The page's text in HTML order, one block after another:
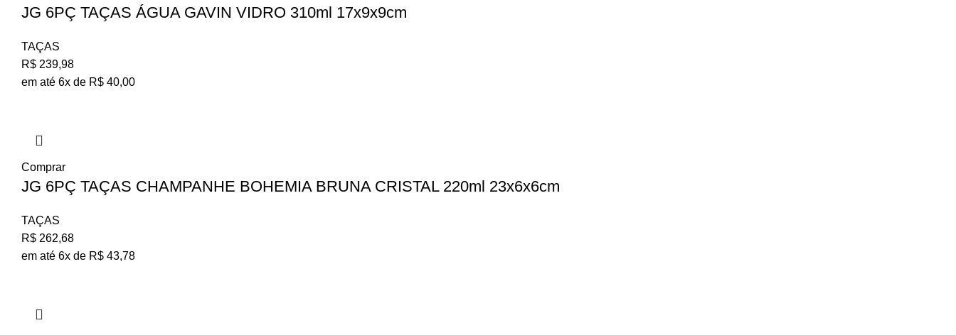
JG 6PÇ TAÇAS ÁGUA GAVIN VIDRO 310ml 17x9x9cm
TAÇAS
R$ 239,98
em até 6x de R$ 40,00
Comprar
JG 6PÇ TAÇAS CHAMPANHE BOHEMIA BRUNA CRISTAL 220ml 23x6x6cm
TAÇAS
R$ 262,68
em até 6x de R$ 43,78